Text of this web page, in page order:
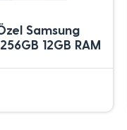
Samsung
12GB RAM